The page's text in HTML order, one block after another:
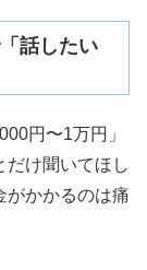
話したい
円〜1万円」
だけ聞いてほし
がかかるのは痛